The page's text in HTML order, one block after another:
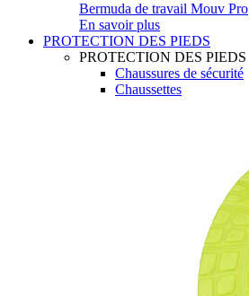
Bermuda de travail Mouv Pro
En savoir plus
PROTECTION DES PIEDS
PROTECTION DES PIEDS
Chaussures de sécurité
Chaussettes